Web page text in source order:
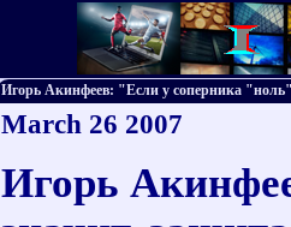
Игорь Акинфеев: "Если у соперника
March 26 2007
Игорь